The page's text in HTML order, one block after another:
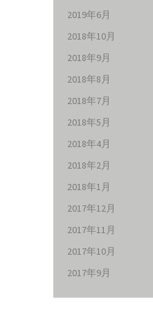
2019年6月
2018年10月
2018年9月
2018年8月
2018年7月
2018年5月
2018年4月
2018年2月
2018年1月
2017年12月
2017年11月
2017年10月
2017年9月